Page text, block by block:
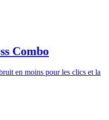
Combo
en moins pour les clics et la